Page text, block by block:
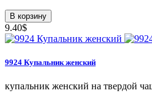
В корзину
9.40$
9924 Купальник женский
купальник женский на твердой